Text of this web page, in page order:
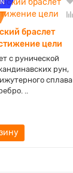
браслет
цели
с рунической
рун,
сплава
..